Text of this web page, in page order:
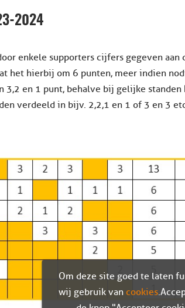
2024
enkele supporters cijfers gegeven aan
het hierbij om 6 punten, meer indien
3,2 en 1 punt, behalve bij gelijke standen
verdeeld in bijv. 2,2,1 en 1 of 3 en 3
Om deze site goed te laten
wij gebruik van cookies.